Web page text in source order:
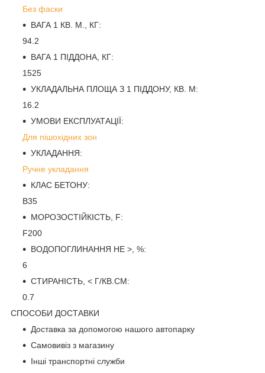
Без фаски
ВАГА 1 КВ. М., КГ:
94.2
ВАГА 1 ПІДДОНА, КГ:
1525
УКЛАДАЛЬНА ПЛОЩА З 1 ПІДДОНУ, КВ. М:
16.2
УМОВИ ЕКСПЛУАТАЦІЇ:
Для пішохідних зон
УКЛАДАННЯ:
Ручне укладання
КЛАС БЕТОНУ:
B35
МОРОЗОСТІЙКІСТЬ, F:
F200
ВОДОПОГЛИНАННЯ НЕ >, %:
6
СТИРАНІСТЬ, < Г/КВ.СМ:
0.7
СПОСОБИ ДОСТАВКИ
Доставка за допомогою нашого автопарку
Самовивіз з магазину
Інші транспортні служби